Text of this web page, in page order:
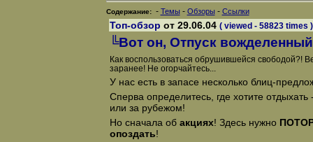
Содержание: - Темы - Обзоры - Ссылки
Топ-обзор от 29.06.04 ( viewed - 58823 times )
╚Вот он, Отпуск
Как воспользоваться обрушившейся свободой?!
заранее! Не огорчайтесь...
У нас есть в запасе несколько блиц-
Сперва определитесь, где хотите
или за рубежом!
Но сначала об акциях! Здесь нужно
опоздать!